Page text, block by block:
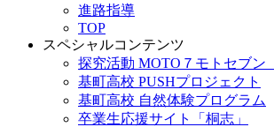
進路指導
TOP
スペシャルコンテンツ
探究活動 MOTO７モトセブン
基町高校 PUSHプロジェクト
基町高校 自然体験プログラム
卒業生応援サイト「桐志」